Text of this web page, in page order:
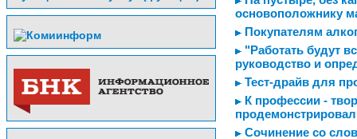
основоположнику
Покупателям
"Работать будут
руководство и
Тест-драйв для
К профессии -
Сочинение со